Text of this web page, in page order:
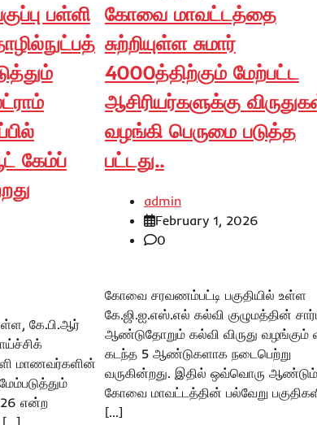
பள்ளி
கேம்ப்
கே.பி.ஆர்
மாணவர்களின்
என்ற
[…]
கோவை மாவட்டத்தை
சுற்றியுள்ள சுமார்
4000த்திற்கும் மேற்பட்ட
ஆசிரியர்களுக்கு
வழங்கி பெருமை படுத்த
பட்டது..
admin
February 1, 2026
0
கோவை சரவணம்பட்டி பகுதியில் உள்ள
கே.ஜி.ஐ.எஸ்.எல் கல்வி குழுமத்தின்
ஆண்டுதோறும் கல்வி விருது வழங்கும்
கடந்த 5 ஆண்டுகளாக நடைபெற்று
வருகின்றது. இதில் ஒவ்வொரு ஆண்டும்
கோவை மாவட்டத்தின் பல்வேறு
[…]